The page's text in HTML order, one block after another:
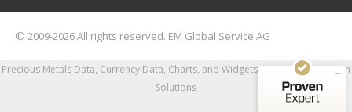
© 2009-2026 All rights reserved. EM Global Service AG
Precious Metals Data, Currency Data, Charts, and WidgetsPowered by nFusion
Solutions
99%
ProvenExpert.com
4,67 / 5,00
68
Bewertungen auf
ProvenExpert.com
42